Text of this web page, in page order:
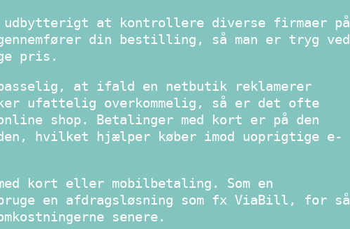
at kontrollere diverse firmaer på
din bestilling, så man er tryg ved
pris.
at ifald en netbutik reklamerer
ufattelig overkommelig, så er det ofte
shop. Betalinger med kort er på den
hvilket hjælper køber imod uoprigtige e-
kort eller mobilbetaling. Som en
en afdragsløsning som fx ViaBill, for så
senere.